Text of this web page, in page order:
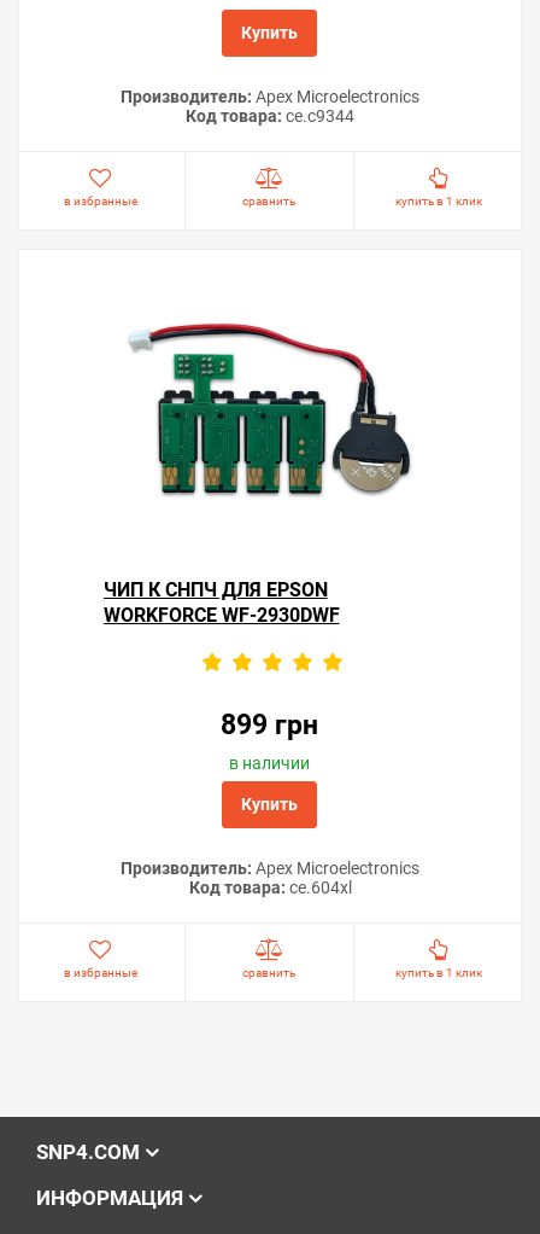
Купить
Производитель: Apex Microelectronics
Код товара: ce.c9344
в избранные сравнить купить в 1 клик
ЧИП К СНПЧ ДЛЯ EPSON
WORKFORCE WF-2930DWF
899 грн
в наличии
Купить
Производитель: Apex Microelectronics
Код товара: ce.604xl
в избранные сравнить купить в 1 клик
SNP4.COM
ИНФОРМАЦИЯ